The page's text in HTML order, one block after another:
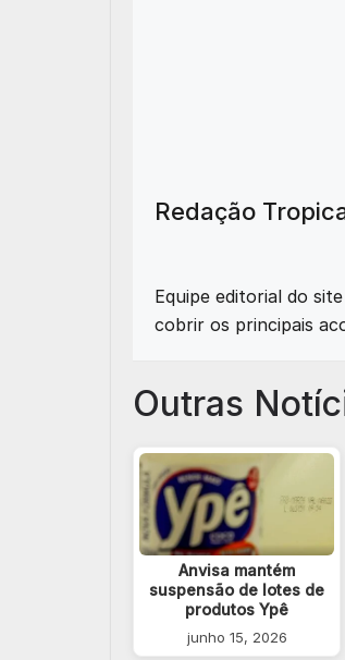
Redação
Equipe editorial do
cobrir os principais
Outras
Anvisa mantém
suspensão de lotes de
produtos Ypê
junho 15, 2026